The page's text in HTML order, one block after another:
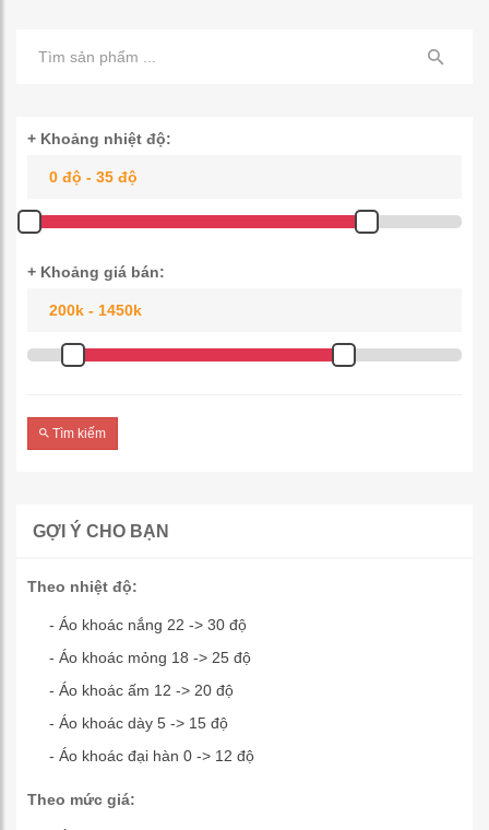
+ Khoảng nhiệt độ:
+ Khoảng giá bán:
Tìm kiếm
GỢI Ý CHO BẠN
Theo nhiệt độ:
- Áo khoác nắng 22 -> 30 độ
- Áo khoác mỏng 18 -> 25 độ
- Áo khoác ấm 12 -> 20 độ
- Áo khoác dày 5 -> 15 độ
- Áo khoác đại hàn 0 -> 12 độ
Theo mức giá: